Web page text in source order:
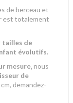
de berceau et
est totalement
tailles de
évolutifs.
mesure,nous
de
demandez-